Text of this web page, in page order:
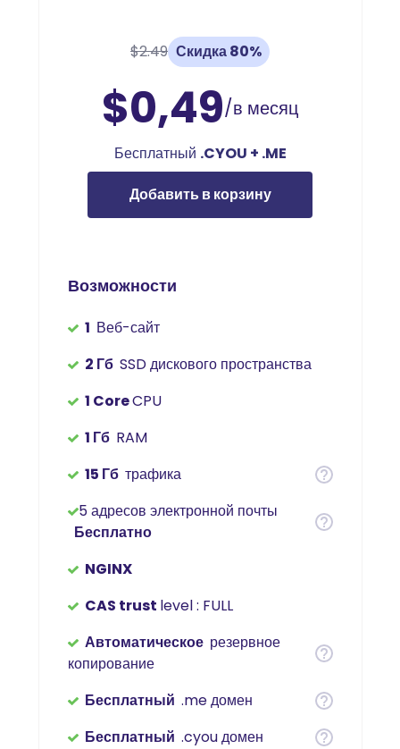
$2.49 Скидка 80%
$0,49/в месяц
Бесплатный .CYOU + .ME
Добавить в корзину
Возможности
1 Веб-сайт
2 Гб SSD дискового пространства
1 CoreCPU
1 Гб RAM
15 Гб трафика
5 адресов электронной почты
Бесплатно
NGINX
CAS trust level : FULL
Автоматическое резервное
копирование
Бесплатный .me домен
Бесплатный .cyou домен